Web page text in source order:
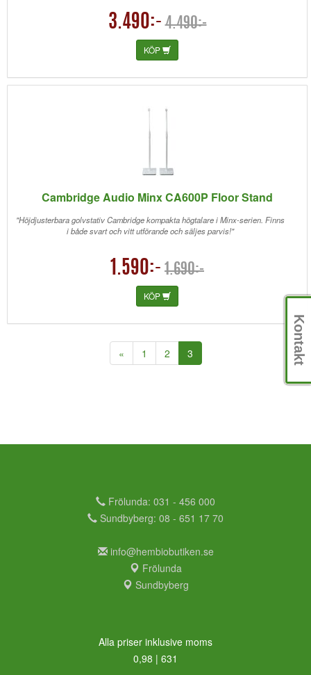
3.490:- 4.490:-
KÖP
Cambridge Audio Minx CA600P Floor Stand
"Höjdjusterbara golvstativ Cambridge kompakta högtalare i Minx-serien. Finns
i både svart och vitt utförande och säljes parvis!"
1.590:- 1.690:-
KÖP
« 1 2 3(current)
Frölunda: 031 - 456 000
Sundbyberg: 08 - 651 17 70
info@hembiobutiken.se
Frölunda
Sundbyberg
Alla priser inklusive moms
0,98 | 631
Kontakt